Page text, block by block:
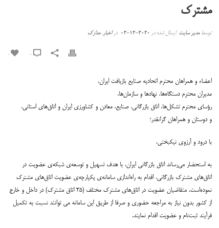
مشترک
توسطمدیر سایت ارسال شده در 2020-12-02 دراخبار,مدارک
0
اعضاء و همراهان محترم اتحادیه صنایع بازیافت ایران،
مدیران محترم دستگاه‌ها، نهادها و سازمان‌ها،
رؤسای محترم تشکل‌ها، اتاق بازرگانی، صنایع، معادن و کشاورزی ایران و اتاق‌های استانی،
و دوستان و همراهان گرانقدر؛
با درود و آرزوی نیکبختی،
به استحضار می‌رساند اتاق بازرگانی ایران، با هدف تسهیل و توسعه‌ی شبکه‌ی عضویت در
اتاق‌های مشترک بازرگانی، اقدام به راه‌اندازی سامانه‌ی یکپارچه‌ی عضویت اتاق‌های مشترک
نموده‌است. متقاضیان عضویت در اتاق‌های مشترک مختلف (۳۵ اتاق مشترک) در داخل و خارج
از کشور بدون نیاز به مراجعه حضوری و صرفا از طریق این سامانه می توانند نسبت به تکمیل
فرآیند ثبت‌نام و عضویت اقدام نمایند.